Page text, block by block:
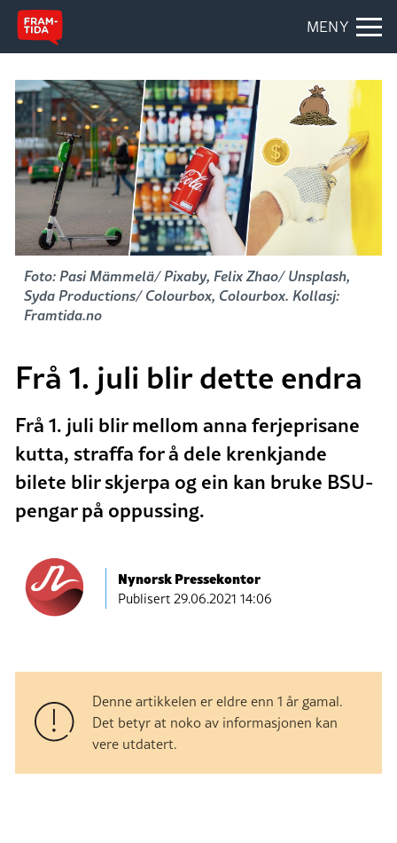
MENY
Foto: Pasi Mämmelä/ Pixaby, Felix Zhao/ Unsplash,
Syda Productions/ Colourbox, Colourbox. Kollasj:
Framtida.no
Frå 1. juli blir dette endra
Frå 1. juli blir mellom anna ferjeprisane
kutta, straffa for å dele krenkjande
bilete blir skjerpa og ein kan bruke BSU-
pengar på oppussing.
Nynorsk Pressekontor
Publisert29.06.2021 14:06
Denne artikkelen er eldre enn 1 år gamal.
Det betyr at noko av informasjonen kan
vere utdatert.